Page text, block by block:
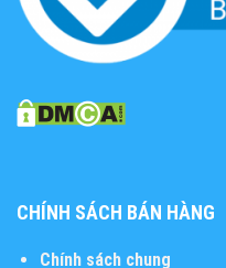
CHÍNH SÁCH BÁN HÀNG
Chính sách chung